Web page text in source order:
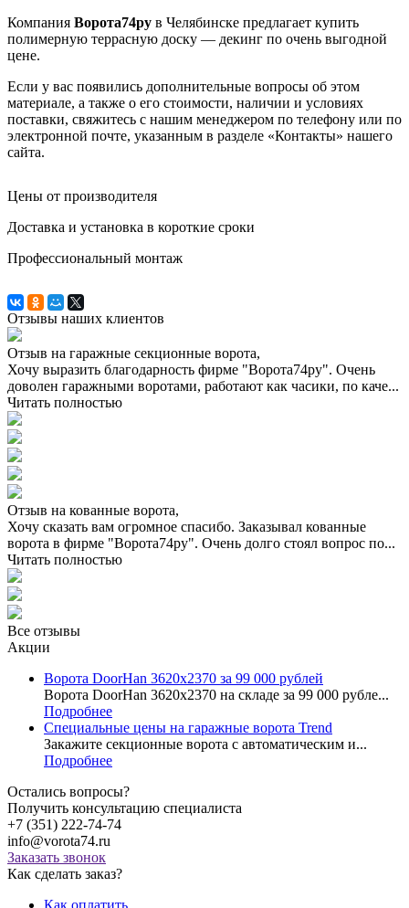
Компания Ворота74ру в Челябинске предлагает купить
полимерную террасную доску — декинг по очень выгодной
цене.
Если у вас появились дополнительные вопросы об этом
материале, а также о его стоимости, наличии и условиях
поставки, свяжитесь с нашим менеджером по телефону или по
электронной почте, указанным в разделе «Контакты» нашего
сайта.
Цены от производителя
Доставка и установка в короткие сроки
Профессиональный монтаж
Отзывы наших клиентов
Отзыв на гаражные секционные ворота,
Хочу выразить благодарность фирме "Ворота74ру". Очень
доволен гаражными воротами, работают как часики, по каче...
Читать полностью
Отзыв на кованные ворота,
Хочу сказать вам огромное спасибо. Заказывал кованные
ворота в фирме "Ворота74ру". Очень долго стоял вопрос по...
Читать полностью
Все отзывы
Акции
Ворота DoorHan 3620x2370 за 99 000 рублей
Ворота DoorHan 3620x2370 на складе за 99 000 рубле...
Подробнее
Специальные цены на гаражные ворота Trend
Закажите секционные ворота с автоматическим и...
Подробнее
Остались вопросы?
Получить консультацию специалиста
+7 (351) 222-74-74
info@vorota74.ru
Заказать звонок
Как сделать заказ?
Как оплатить